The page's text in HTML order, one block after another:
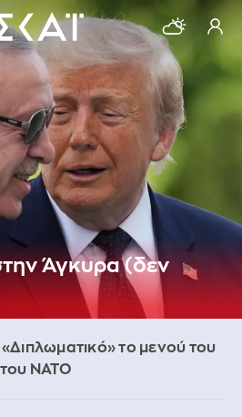
Άγκυρα (δεν
το μενού του
του ΝΑΤΟ